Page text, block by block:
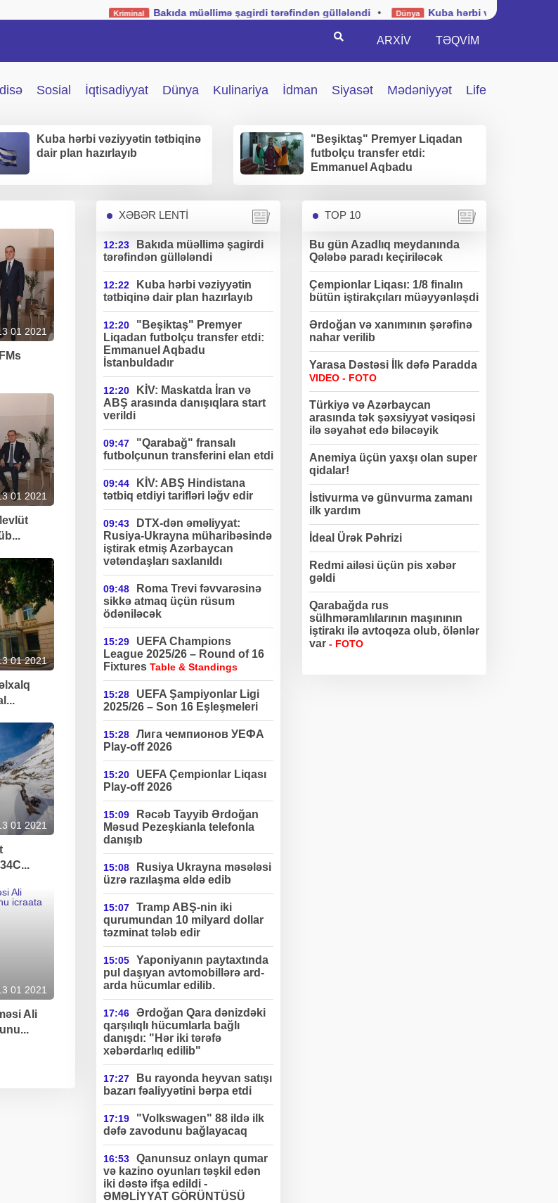
Bakıda müəllimə şagirdi tərəfindən güllələndi • Dünya Kuba hərbi vəziyyətin tətbiqinə
Search ARXİV TƏQVIM
Sosial İqtisadiyyat Dünya Kulinariya İdman Siyasət Mədəniyyət Life
Kuba hərbi vəziyyətin tətbiqinə
dair plan hazırlayıb
"Beşiktaş" Premyer Liqadan
futbolçu transfer etdi:
Emmanuel Aqbadu
01 2021
01 2021
01 2021
01 2021
01 2021
Ali
XƏBƏR LENTİ
12:23
Bakıda müəllimə şagirdi
tərəfindən güllələndi
12:22
Kuba hərbi vəziyyətin
tətbiqinə dair plan hazırlayıb
12:20
"Beşiktaş" Premyer
Liqadan futbolçu transfer etdi:
Emmanuel Aqbadu
İstanbuldadır
12:20
KİV: Maskatda İran və
ABŞ arasında danışıqlara start
verildi
09:47
"Qarabağ" fransalı
futbolçunun transferini elan etdi
09:44
KİV: ABŞ Hindistana
tətbiq etdiyi tarifləri ləğv edir
09:43
DTX-dən əməliyyat:
Rusiya-Ukrayna müharibəsində
iştirak etmiş Azərbaycan
vətəndaşları saxlanıldı
09:48
Roma Trevi fəvvarəsinə
sikkə atmaq üçün rüsum
ödəniləcək
15:29
UEFA Champions
League 2025/26 – Round of 16
Fixtures Table & Standings
15:28
UEFA Şampiyonlar Ligi
2025/26 – Son 16 Eşleşmeleri
15:28
Лига чемпионов УЕФА
Play-off 2026
15:20
UEFA Çempionlar Liqası
Play-off 2026
15:09
Rəcəb Tayyib Ərdoğan
Məsud Pezeşkianla telefonla
danışıb
15:08
Rusiya Ukrayna məsələsi
üzrə razılaşma əldə edib
15:07
Tramp ABŞ-nin iki
qurumundan 10 milyard dollar
təzminat tələb edir
15:05
Yaponiyanın paytaxtında
pul daşıyan avtomobillərə ard-
arda hücumlar edilib.
17:46
Ərdoğan Qara dənizdəki
qarşılıqlı hücumlarla bağlı
danışdı: "Hər iki tərəfə
xəbərdarlıq edilib"
17:27
Bu rayonda heyvan satışı
bazarı fəaliyyətini bərpa etdi
17:19
"Volkswagen" 88 ildə ilk
dəfə zavodunu bağlayacaq
16:53
Qanunsuz onlayn qumar
və kazino oyunları təşkil edən
iki dəstə ifşa edildi -
ƏMƏLİYYAT GÖRÜNTÜSÜ
TOP 10
Bu gün Azadlıq meydanında
Qələbə paradı keçiriləcək
Çempionlar Liqası: 1/8 finalın
bütün iştirakçıları müəyyənləşdi
Ərdoğan və xanımının şərəfinə
nahar verilib
Yarasa Dəstəsi İlk dəfə Paradda
VIDEO - FOTO
Türkiyə və Azərbaycan
arasında tək şəxsiyyət vəsiqəsi
ilə səyahət edə biləcəyik
Anemiya üçün yaxşı olan super
qidalar!
İstivurma və günvurma zamanı
ilk yardım
İdeal Ürək Pəhrizi
Redmi ailəsi üçün pis xəbər
gəldi
Qarabağda rus
sülhməramlılarının maşınının
iştirakı ilə avtoqəza olub, ölənlər
var - FOTO